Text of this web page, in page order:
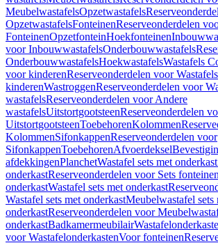
MeubelwastafelsOpzetwastafels
OpzetwastafelsFonteinenReserveonderdelen
FonteinenOpzetfonteinHoekfonteinen
voor InbouwwastafelsOnderbouwwastafels
OnderbouwwastafelsHoekwastafelsWastafels
voor kinderenReserveonderdelen voor
kinderenWastroggenReserveonderdelen voor
wastafelsReserveonderdelen voor Andere
wastafelsUitstortgootsteenReserveonderdelen
UitstortgootsteenToebehorenKolommen
KolommenSifonkappenReserveonderdelen voor
SifonkappenToebehorenAfvoerdeksel
afdekkingenPlanchetWastafel sets met onderkast
onderkastReserveonderdelen voor Sets
onderkastWastafel sets met onderkast
Wastafel sets met onderkastMeubelwastafel sets
onderkastReserveonderdelen voor
onderkastBadkamermeubilair
voor WastafelonderkastenVoor fonteinen